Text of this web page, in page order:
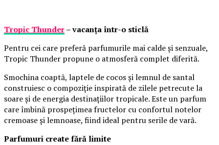
Tropic Thunder– vacanța într-o sticlă
Pentru cei care preferă parfumurile mai calde și senzuale,
Tropic Thunder propune o atmosferă complet diferită.
Smochina coaptă, laptele de cocos și lemnul de santal
construiesc o compoziție inspirată de zilele petrecute la
soare și de energia destinațiilor tropicale. Este un parfum
care îmbină prospețimea fructelor cu confortul notelor
cremoase și lemnoase, fiind ideal pentru serile de vară.
Parfumuri create fără limite